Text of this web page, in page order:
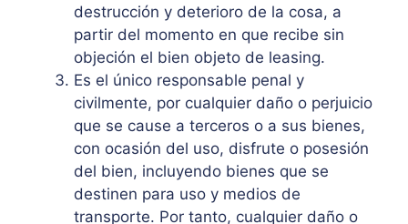
destrucción y deterioro de la cosa, a
partir del momento en que recibe sin
objeción el bien objeto de leasing.
Es el único responsable penal y
civilmente, por cualquier daño o perjuicio
que se cause a terceros o a sus bienes,
con ocasión del uso, disfrute o posesión
del bien, incluyendo bienes que se
destinen para uso y medios de
transporte. Por tanto, cualquier daño o